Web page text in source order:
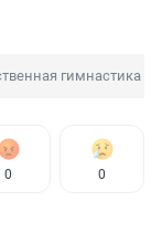
гимнастика
0 0